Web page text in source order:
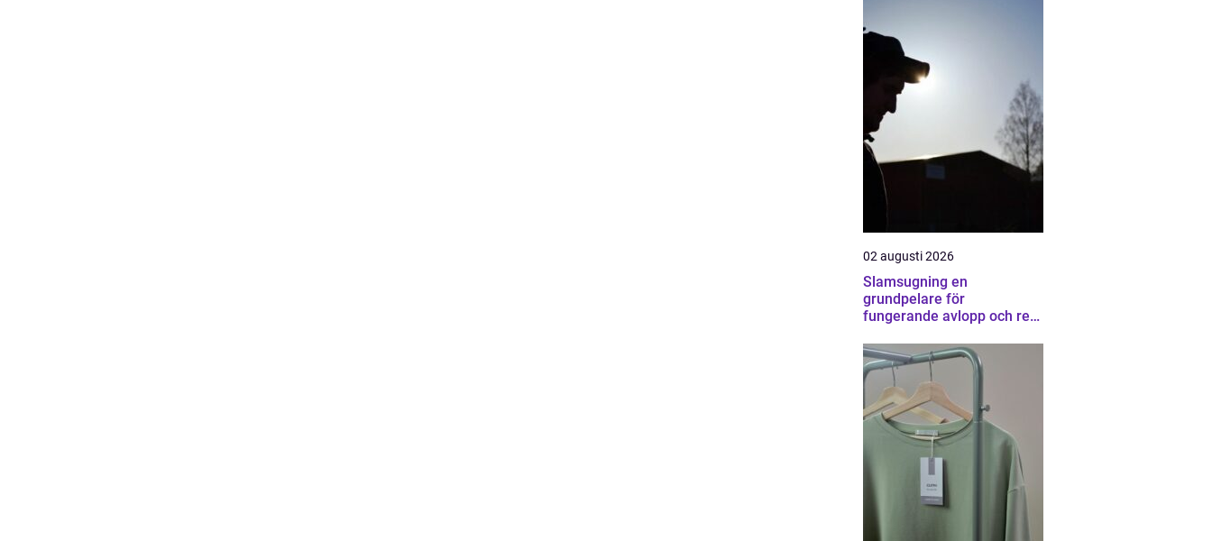
02 augusti 2026
Slamsugning en
grundpelare för
fungerande avlopp och ren